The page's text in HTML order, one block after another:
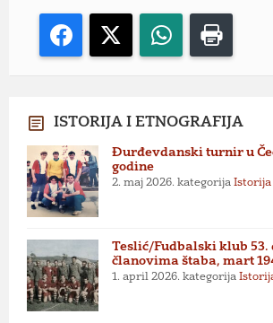
Facebook WhatsApp
ISTORIJA I ETNOGRAFIJA
Đurđevdanski turnir u
godine
2. maj 2026. kategorija Istorija
Teslić/Fudbalski klub 53.
članovima štaba, mart
1. april 2026. kategorija